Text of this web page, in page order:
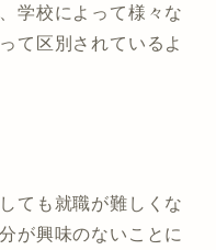
学校によって様々な
て区別されているよ
ても就職が難しくな
が興味のないことに